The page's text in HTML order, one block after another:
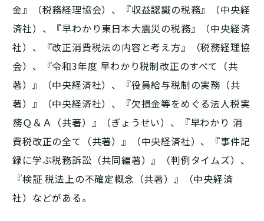
金』（税務経理協会）、『収益認識の税務』（中央経
済社）、『早わかり東日本大震災の税務』（中央経済
社）、『改正消費税法の内容と考え方』（税務経理協
会）、『令和3年度 早わかり税制改正のすべて（共
著）』（中央経済社）、『役員給与税制の実務（共
著）』（中央経済社）、『欠損金等をめぐる法人税実
務Ｑ＆Ａ（共著）』（ぎょうせい）、『早わかり 消
費税改正の全て（共著）』（中央経済社）、『事件記
録に学ぶ税務訴訟（共同編著）』（判例タイムズ）、
『検証 税法上の不確定概念（共著）』（中央経済
社）などがある。